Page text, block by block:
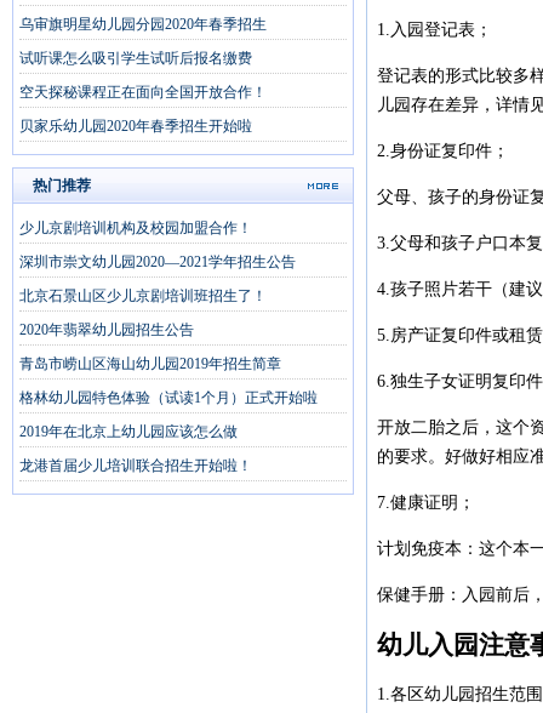
乌审旗明星幼儿园分园2020年春季招生
试听课怎么吸引学生试听后报名缴费
空天探秘课程正在面向全国开放合作！
贝家乐幼儿园2020年春季招生开始啦
热门推荐
少儿京剧培训机构及校园加盟合作！
深圳市崇文幼儿园2020—2021学年招生公告
北京石景山区少儿京剧培训班招生了！
2020年翡翠幼儿园招生公告
青岛市崂山区海山幼儿园2019年招生简章
格林幼儿园特色体验（试读1个月）正式开始啦
2019年在北京上幼儿园应该怎么做
龙港首届少儿培训联合招生开始啦！
1.入园登记表；
登记表的形式比较多
儿园存在差异，详情
2.身份证复印件；
父母、孩子的身份证
3.父母和孩子户口本
4.孩子照片若干（建
5.房产证复印件或租
6.独生子女证明复印
开放二胎之后，这个
的要求。好做好相应
7.健康证明；
计划免疫本：这个本
保健手册：入园前后
幼儿入园注意
1.各区幼儿园招生范